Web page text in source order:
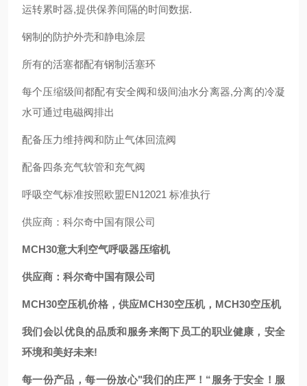
运转累时器,提供保养间隔的时间数据.
钢制的防护外壳和静电涂层
所有的活塞都配有钢制活塞环
每个压缩级间都配有安全阀和级间油水分离器,分离的冷凝
水可通过电磁阀排出
配备压力维持阀和防止气体回流阀
配备四条充气软管和充气阀
呼吸空气标准按照欧盟EN12021 标准执行
供应商：科尔奇中国有限公司
MCH30意大利空气呼吸器压缩机
供应商：科尔奇中国有限公司
MCH30空压机价格，供应MCH30空压机，MCH30空压机
我们会以优良的品质和服务来阁下员工的职业健康，安全
环境和美好未来!
每一份产品，每一份放心"我们的庄严！“服务于安全！服